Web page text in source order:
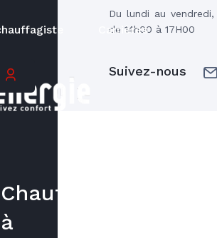
Carrières
Chauffagiste
à
Du lundi au
de 14h00 à 17H00
Suivez-nous